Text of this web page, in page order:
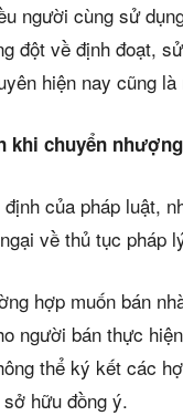
người cùng sử
đột về định đoạt,
hiện nay cũng
khi chuyển
của pháp luật,
về thủ tục pháp
hợp muốn bán
người bán thực
thể ký kết các
hữu đồng ý.